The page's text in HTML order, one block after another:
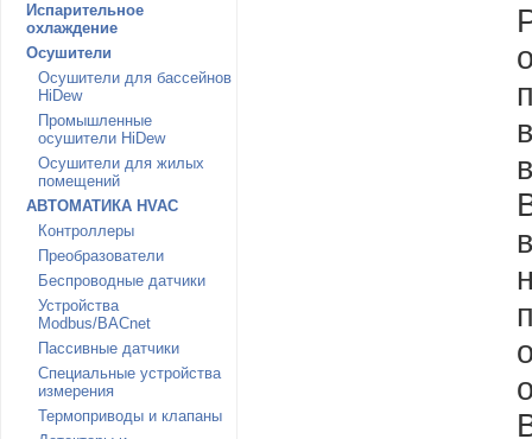
Испарительное
охлаждение
Осушители
Осушители для бассейнов
HiDew
Промышленные
осушители HiDew
Осушители для жилых
помещений
АВТОМАТИКА HVAC
Контроллеры
Преобразователи
Беспроводные датчики
Устройства
Modbus/BACnet
Пассивные датчики
Специальные устройства
измерения
Термоприводы и клапаны